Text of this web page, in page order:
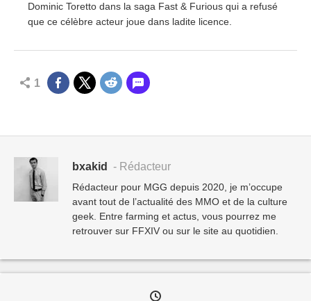
Dominic Toretto dans la saga Fast & Furious qui a refusé
que ce célèbre acteur joue dans ladite licence.
1
bxakid - Rédacteur
Rédacteur pour MGG depuis 2020, je m’occupe
avant tout de l’actualité des MMO et de la culture
geek. Entre farming et actus, vous pourrez me
retrouver sur FFXIV ou sur le site au quotidien.